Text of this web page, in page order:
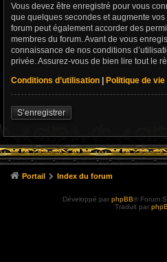
Vous devez être enregistré pour vous
que quelques secondes et augmente vos
forum peut également accorder des
membres du forum. Avant de vous
connaissance de nos conditions
privée. Assurez-vous de bien lire tout le
Conditions d’utilisation | Politique de
S’enregistrer
Portail Index du forum
Développé par phpBB® Forum
Traduit par